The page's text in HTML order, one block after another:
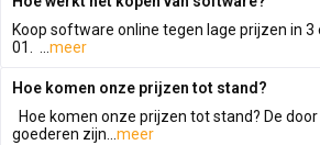
Koop software online tegen lage prijzen in
01. ... meer
Hoe komen onze prijzen tot stand?
Hoe komen onze prijzen tot stand? De
goederen zijn... meer